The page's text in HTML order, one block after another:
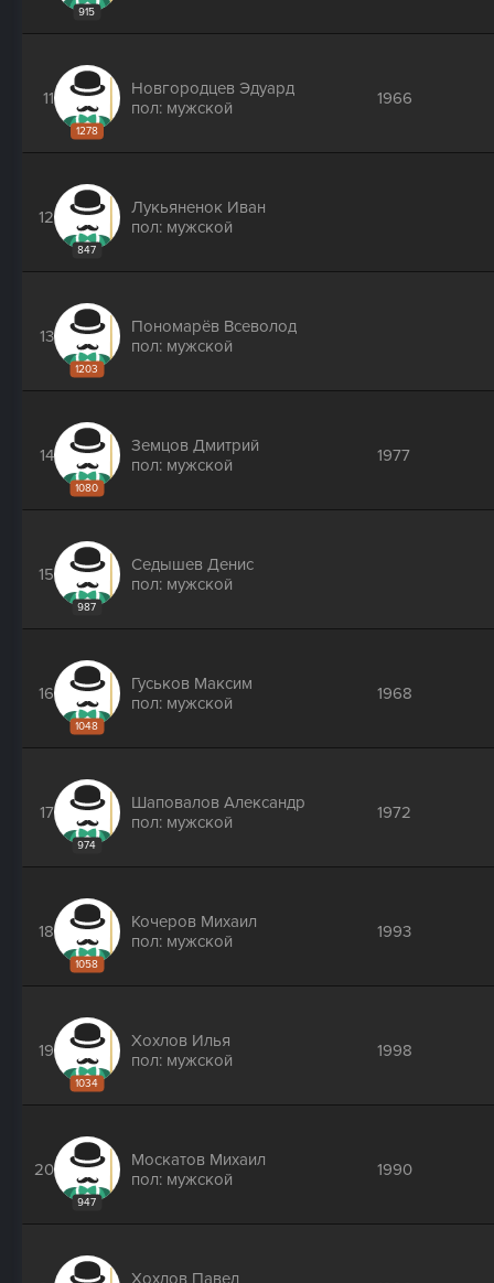
915
11
1278
Новгородцев Эдуард
пол: мужской
1966
12
847
Лукьяненок Иван
пол: мужской
13
1203
Пономарёв Всеволод
пол: мужской
14
1080
Земцов Дмитрий
пол: мужской
1977
15
987
Седышев Денис
пол: мужской
16
1048
Гуськов Максим
пол: мужской
1968
17
974
Шаповалов Александр
пол: мужской
1972
18
1058
Кочеров Михаил
пол: мужской
1993
19
1034
Хохлов Илья
пол: мужской
1998
20
947
Москатов Михаил
пол: мужской
1990
Хохлов Павел